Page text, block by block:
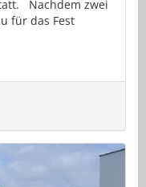
Nachdem zwei
für das Fest